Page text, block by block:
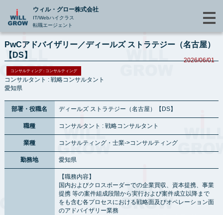
ウィル・グロー株式会社
IT/Webハイクラス
転職エージェント
PwCアドバイザリー／ディールズ ストラテジー（名古屋）
【DS】
2026/06/01
コンサルティング : コンサルティング
コンサルタント : 戦略コンサルタント
愛知県
部署・役職名 ディールズ ストラテジー（名古屋）【DS】
職種 コンサルタント : 戦略コンサルタント
業種 コンサルティング・士業->コンサルティング
勤務地 愛知県
【職務内容】
国内およびクロスボーダーでの企業買収、資本提携、事業
提携 等の案件組成段階から実行および案件成立以降まで
をも含む各プロセスにおける戦略面及びオペレーション面
のアドバイザリー業務